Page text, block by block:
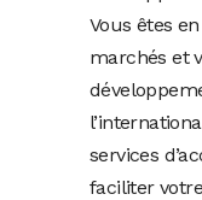
Vous êtes
marchés et
services
faciliter